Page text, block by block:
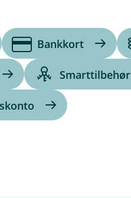
Bankkort
Smarttilbehør